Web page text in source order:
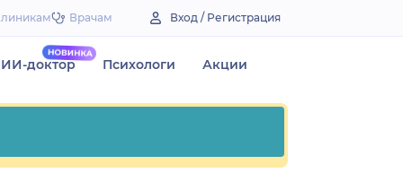
Врачам Вход / Регистрация
ИИ-доктор Психологи Акции